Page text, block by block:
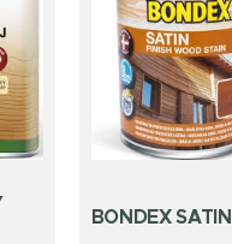
BONDEX SATIN